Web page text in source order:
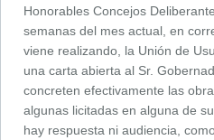
Honorables Concejos
semanas del mes actual, en
viene realizando, la Unión de
una carta abierta al Sr.
concreten efectivamente las
algunas licitadas en alguna de
hay respuesta ni audiencia,